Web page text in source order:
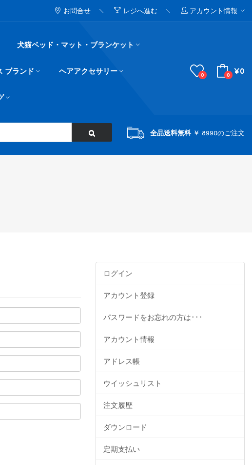
お問合せ レジへ進む アカウント情報
犬猫ベッド・マット・ブランケット
ブランド ヘアアクセサリー 0 0 ¥0
全品送料無料￥ 8990のご注文
ログイン
アカウント登録
パスワードをお忘れの方は･･･
アカウント情報
アドレス帳
ウイッシュリスト
注文履歴
ダウンロード
定期支払い